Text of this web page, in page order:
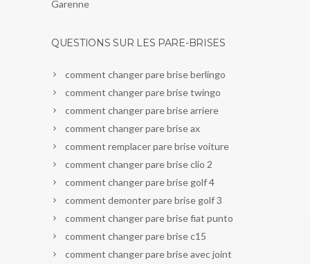
Garenne
QUESTIONS SUR LES PARE-BRISES
comment changer pare brise berlingo
comment changer pare brise twingo
comment changer pare brise arriere
comment changer pare brise ax
comment remplacer pare brise voiture
comment changer pare brise clio 2
comment changer pare brise golf 4
comment demonter pare brise golf 3
comment changer pare brise fiat punto
comment changer pare brise c15
comment changer pare brise avec joint